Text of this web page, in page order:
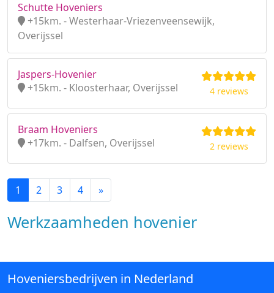
Schutte Hoveniers
+15km. - Westerhaar-Vriezenveensewijk,
Overijssel
Jaspers-Hovenier
+15km. - Kloosterhaar, Overijssel
4 reviews
Braam Hoveniers
+17km. - Dalfsen, Overijssel
2 reviews
1 2 3 4 »
Werkzaamheden hovenier
Hoveniersbedrijven in Nederland